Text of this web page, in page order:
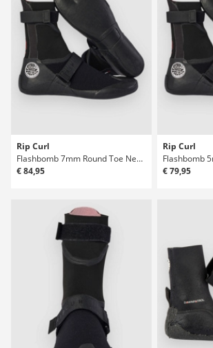
Rip Curl
Flashbomb 7mm Round Toe Neoprénové boty
€ 84,95
Rip Curl
€ 79,95